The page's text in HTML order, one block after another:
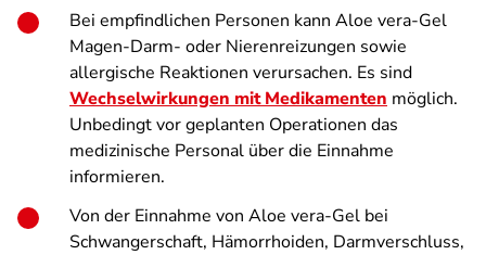
Bei empfindlichen Personen kann Aloe vera-Gel
Magen-Darm- oder Nierenreizungen sowie
allergische Reaktionen verursachen. Es sind
Wechselwirkungen mit Medikamenten möglich.
Unbedingt vor geplanten Operationen das
medizinische Personal über die Einnahme
informieren.
Von der Einnahme von Aloe vera-Gel bei
Schwangerschaft, Hämorrhoiden, Darmverschluss,